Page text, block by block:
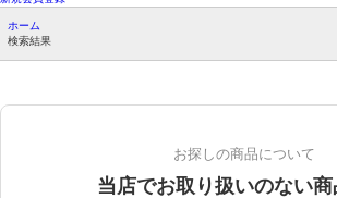
ホーム
検索結果
お探しの商品について
当店でお取り扱いのない